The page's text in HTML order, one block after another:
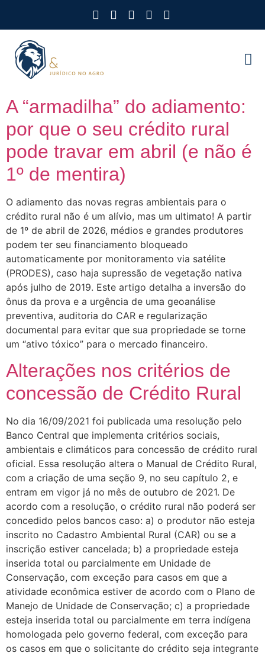
A “armadilha” do adiamento:
por que o seu crédito rural
pode travar em abril (e não é
1º de mentira)
O adiamento das novas regras ambientais para o
crédito rural não é um alívio, mas um ultimato! A partir
de 1º de abril de 2026, médios e grandes produtores
podem ter seu financiamento bloqueado
automaticamente por monitoramento via satélite
(PRODES), caso haja supressão de vegetação nativa
após julho de 2019. Este artigo detalha a inversão do
ônus da prova e a urgência de uma geoanálise
preventiva, auditoria do CAR e regularização
documental para evitar que sua propriedade se torne
um “ativo tóxico” para o mercado financeiro.
Alterações nos critérios de
concessão de Crédito Rural
No dia 16/09/2021 foi publicada uma resolução pelo
Banco Central que implementa critérios sociais,
ambientais e climáticos para concessão de crédito rural
oficial. Essa resolução altera o Manual de Crédito Rural,
com a criação de uma seção 9, no seu capítulo 2, e
entram em vigor já no mês de outubro de 2021. De
acordo com a resolução, o crédito rural não poderá ser
concedido pelos bancos caso: a) o produtor não esteja
inscrito no Cadastro Ambiental Rural (CAR) ou se a
inscrição estiver cancelada; b) a propriedade esteja
inserida total ou parcialmente em Unidade de
Conservação, com exceção para casos em que a
atividade econômica estiver de acordo com o Plano de
Manejo de Unidade de Conservação; c) a propriedade
esteja inserida total ou parcialmente em terra indígena
homologada pelo governo federal, com exceção para
os casos em que o solicitante do crédito seja integrante